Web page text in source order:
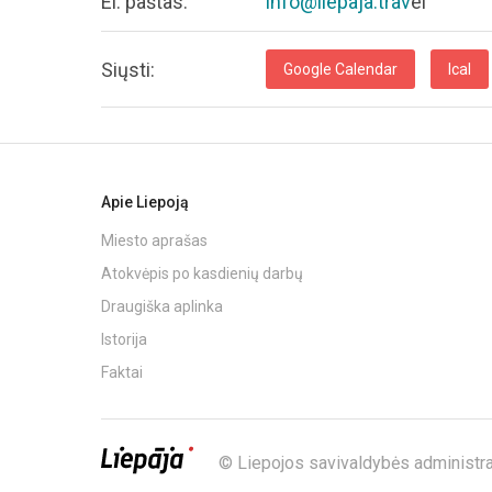
Siųsti: Google Calendar Ical
Apie Liepoją
Miesto aprašas
Atokvėpis po kasdienių darbų
Draugiška aplinka
Istorija
Faktai
© Liepojos savivaldybės